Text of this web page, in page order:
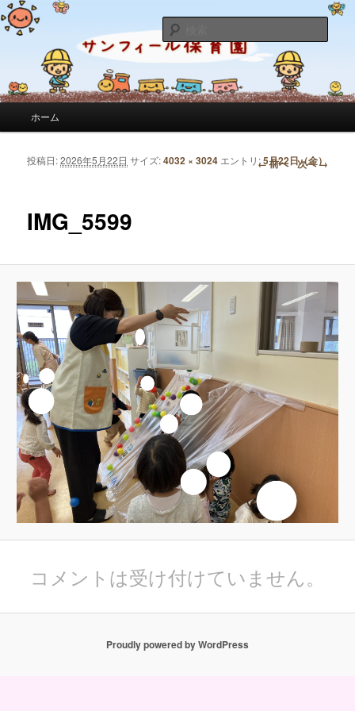
サンフィール保育園のブログ
サンフィール保育園のせんせいのブログです。園の日常を綴っています。
索
メインコンテンツへ移動
サブコンテンツへ移動
ホーム
画像ナビゲーション ← 前へ 次へ →
IMG_5599
投稿日:2026年5月22日 サイズ:4032 × 3024 エントリ:5月22日（金）
コメントは受け付けていません。
Proudly powered by WordPress